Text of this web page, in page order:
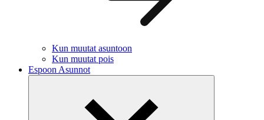
Kun muutat asuntoon
Kun muutat pois
Espoon Asunnot